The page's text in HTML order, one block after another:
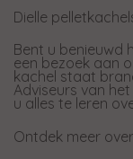
Dielle
Bent u benieuwd
een bezoek aan
kachel staat
Adviseurs van
u alles te leren
Ontdek meer over